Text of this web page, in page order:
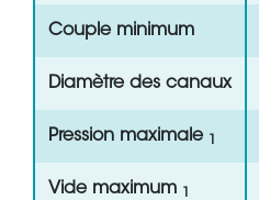
Couple minimum
Diamètre des canaux
Pression maximale
Vide maximum